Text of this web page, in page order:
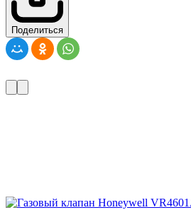
Поделиться